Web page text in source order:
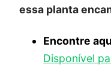
essa planta
Encontre
Disponível